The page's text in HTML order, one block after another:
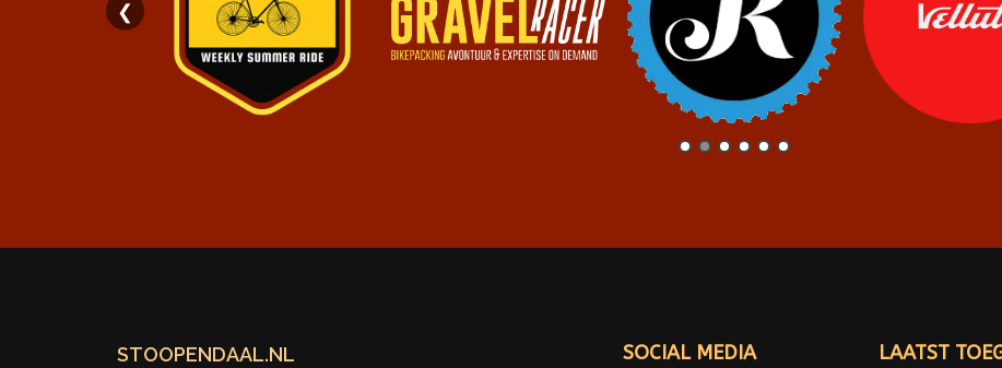
❮
STOOPENDAAL.NL SOCIAL MEDIA LAATST